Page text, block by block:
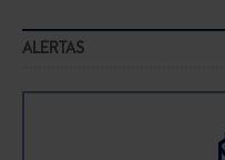
ALERTAS